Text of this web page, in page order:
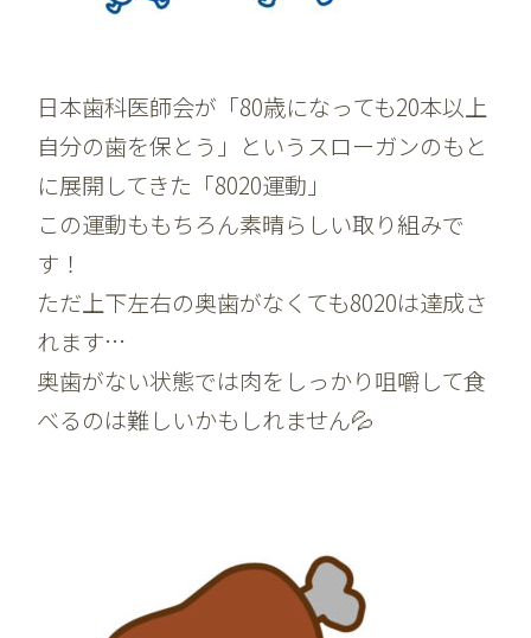
日本歯科医師会が「80歳になっても20本以上
自分の歯を保とう」というスローガンのもと
に展開してきた「8020運動」
この運動ももちろん素晴らしい取り組みで
す！
ただ上下左右の奥歯がなくても8020は達成さ
れます…
奥歯がない状態では肉をしっかり咀嚼して食
べるのは難しいかもしれません💦